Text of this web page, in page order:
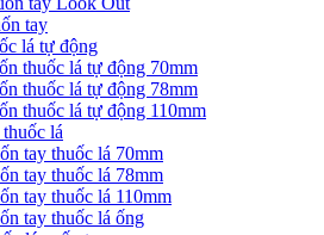
tay
lá tự động
thuốc lá tự động 70mm
thuốc lá tự động 78mm
thuốc lá tự động 110mm
lá
tay thuốc lá 70mm
tay thuốc lá 78mm
tay thuốc lá 110mm
tay thuốc lá ống